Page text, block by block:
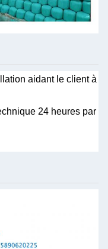
aidant le client à
24 heures par